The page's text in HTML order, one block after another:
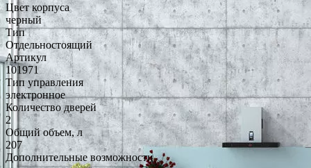
Цвет корпуса
черный
Тип
Отдельностоящий
Артикул
101971
Тип управления
электронное
Количество дверей
2
Общий объем, л
207
Дополнительные возможности